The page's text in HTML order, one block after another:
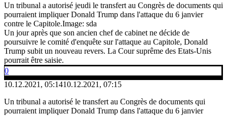
Un tribunal a autorisé jeudi le transfert au Congrès de documents qui
pourraient impliquer Donald Trump dans l'attaque du 6 janvier
contre le Capitole.Image: sda
Un jour après que son ancien chef de cabinet ne décide de
poursuivre le comité d'enquête sur l'attaque au Capitole, Donald
Trump subit un nouveau revers. La Cour suprême des Etats-Unis
pourrait être saisie.
0
10.12.2021, 05:1410.12.2021, 07:15
Un tribunal a autorisé le transfert au Congrès de documents qui
pourraient impliquer Donald Trump dans l'attaque du 6 janvier